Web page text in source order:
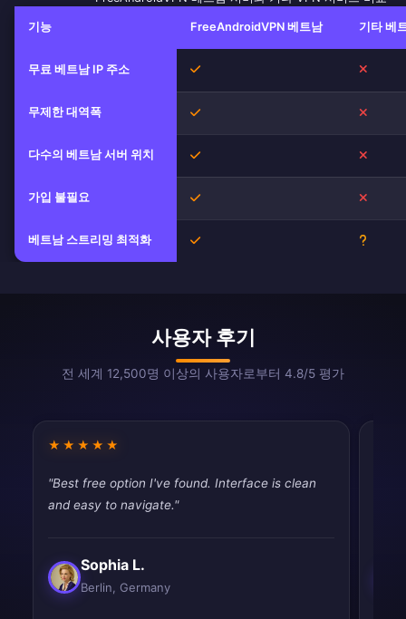
기능 FreeAndroidVPN 베트남 기타 베
무료 베트남 IP 주소 예
무제한 대역폭 예
다수의 베트남 서버 위치 예
가입 불필요 예
베트남 스트리밍 최적화 예
사용자 후기
전 세계 12,500명 이상의 사용자로부터 4.8/5 평가
★★★★★
"Best free option I've found. Interface is clean
and easy to navigate."
Sophia L.
Berlin, Germany